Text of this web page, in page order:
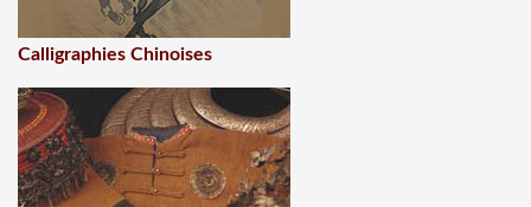
Calligraphies Chinoises